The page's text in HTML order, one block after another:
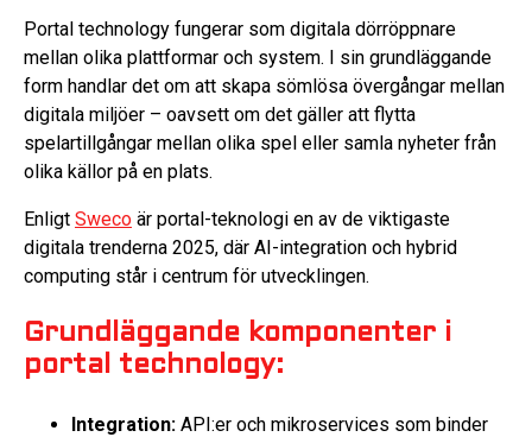
Portal technology fungerar som digitala dörröppnare
mellan olika plattformar och system. I sin grundläggande
form handlar det om att skapa sömlösa övergångar mellan
digitala miljöer – oavsett om det gäller att flytta
spelartillgångar mellan olika spel eller samla nyheter från
olika källor på en plats.
Enligt Sweco är portal-teknologi en av de viktigaste
digitala trenderna 2025, där AI-integration och hybrid
computing står i centrum för utvecklingen.
Grundläggande komponenter i
portal technology:
Integration: API:er och mikroservices som binder